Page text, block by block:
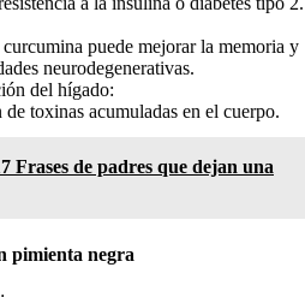
puede mejorar la memoria y
neurodegenerativas.
del hígado:
toxinas acumuladas en el cuerpo.
Frases de padres que dejan una
pimienta negra